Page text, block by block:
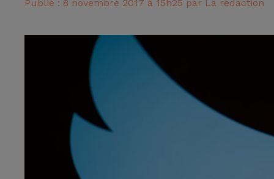
Publié : 8 novembre 2017 à 15h25 par La rédaction